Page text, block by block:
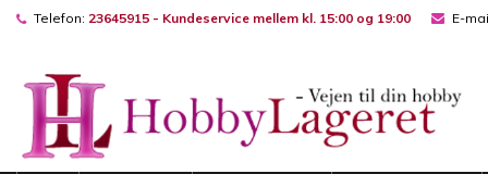
Telefon: 23645915 - Kundeservice mellem kl. 15:00 og 19:00 E-